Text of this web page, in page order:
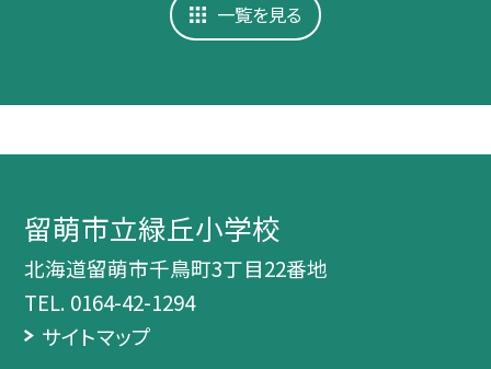
一覧を見る
留萌市立緑丘小学校
北海道留萌市千鳥町3丁目22番地
TEL. 0164-42-1294
サイトマップ